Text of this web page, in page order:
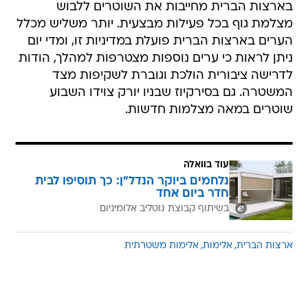
בארצות הברית מחייבות את השוטרים ללבוש
מצלמת גוף בכל פעילות מבצעית. יותר משליש מכלל
הערים בארצות הברית פועלת במדיניות זו, ומדי יום
ניתן לראות כי ערים נוספות מצטרפות למהלך, הודות
לדרישה ציבורית הולכת וגוברת לשקיפות מצד
המשטרה. גם בסירקיוז שבניו יורק צוידו השבוע
שוטרים במאה מצלמות חדשות.
עוד בוואלה
נלחמים ביוקר הנדל"ן: כך תוסיפו לבית
חדר ביום אחד
בשיתוף קבוצת גוטליב אלומיניום
ארצות הברית אלימות אלימות משטרתית